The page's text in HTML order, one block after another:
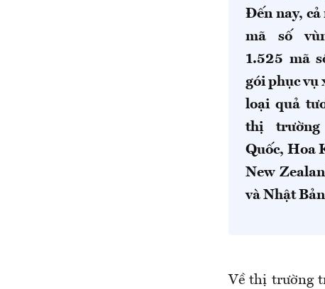
Đến nay, cả
mã số
1.525 mã
gói phục vụ
loại quả
thị
Quốc, Hoa
New
và Nhật
Về thị trường